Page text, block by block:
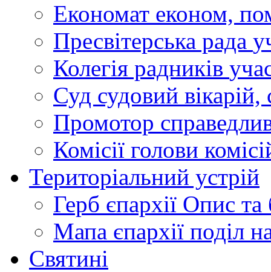
Економат економ,
Пресвітерська рада
Колегія радників
Суд судовий вікарій,
Промотор
Комісії голови
Територіальний устрій
Герб єпархії Опис та
Мапа єпархії поділ
Святині